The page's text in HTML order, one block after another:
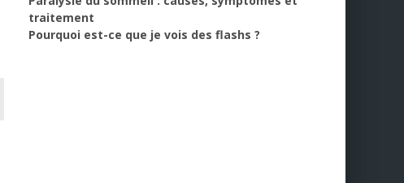
traitement
Pourquoi est-ce que je vois des flashs ?